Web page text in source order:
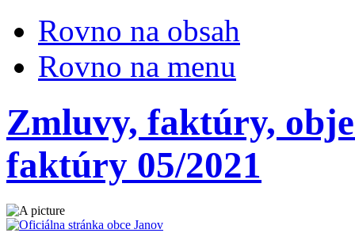
Rovno na obsah
Rovno na menu
Zmluvy, faktúry,
faktúry 05/2021